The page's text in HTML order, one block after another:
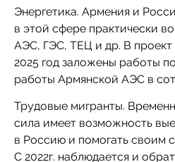
Энергетика. Армения и
в этой сфере практически
АЭС, ГЭС, ТЕЦ и др. В
2025 год заложены работы
работы Армянской АЭС в
Трудовые мигранты.
сила имеет возможность
в Россию и помогать своим
С 2022г. наблюдается и